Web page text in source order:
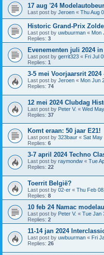
17 aug '24
Last post by Jeroen « Thu Aug
Historic Grand-Prix
Last post by uwbuurman « Mon
Replies: 3
Evenementen juli 2024
Last post by gerrit323 « Fri Jul
Replies: 1
3-5 mei Voorjaarsrit 2024
Last post by Jeroen « Mon Jun
Replies: 74
12 mei 2024 Clubdag
Last post by Peter V. « Wed
Replies: 37
Komt eraan: 50 jaar E21!
Last post by 323baur « Sat May
Replies: 6
3-7 april 2024 Techno
Last post by raymondw « Tue
Replies: 22
Toerrit België?
Last post by 02-er « Thu Feb
Replies: 8
10 feb 24 Namac
Last post by Peter V. « Tue Jan
Replies: 2
11-14 jan 2024
Last post by uwbuurman « Fri
Replies: 26